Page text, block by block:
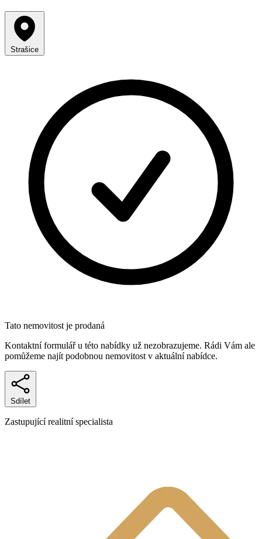
Strašice
Tato nemovitost je prodaná
Kontaktní formulář u této nabídky už nezobrazujeme. Rádi Vám ale
pomůžeme najít podobnou nemovitost v aktuální nabídce.
Sdílet
Zastupující realitní specialista